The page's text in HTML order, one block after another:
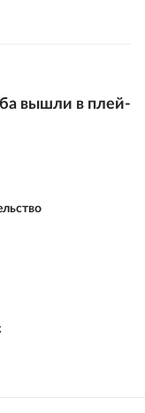
вышли в плей-